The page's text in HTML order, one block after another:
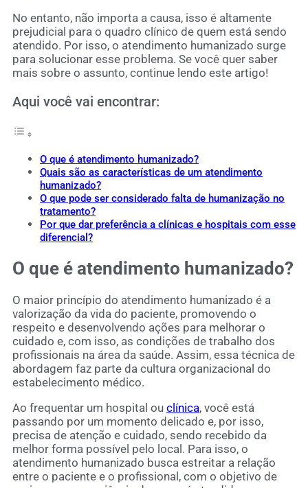
No entanto, não importa a causa, isso é altamente
prejudicial para o quadro clínico de quem está sendo
atendido. Por isso, o atendimento humanizado surge
para solucionar esse problema. Se você quer saber
mais sobre o assunto, continue lendo este artigo!
Aqui você vai encontrar:
O que é atendimento humanizado?
Quais são as características de um atendimento
humanizado?
O que pode ser considerado falta de humanização no
tratamento?
Por que dar preferência a clínicas e hospitais com esse
diferencial?
O que é atendimento humanizado?
O maior princípio do atendimento humanizado é a
valorização da vida do paciente, promovendo o
respeito e desenvolvendo ações para melhorar o
cuidado e, com isso, as condições de trabalho dos
profissionais na área da saúde. Assim, essa técnica de
abordagem faz parte da cultura organizacional do
estabelecimento médico.
Ao frequentar um hospital ou clínica, você está
passando por um momento delicado e, por isso,
precisa de atenção e cuidado, sendo recebido da
melhor forma possível pelo local. Para isso, o
atendimento humanizado busca estreitar a relação
entre o paciente e o profissional, com o objetivo de